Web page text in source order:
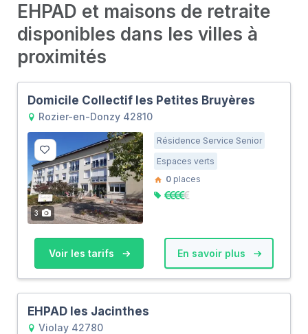
EHPAD et maisons de retraite
disponibles dans les villes à
proximités
Domicile Collectif les Petites Bruyères
Rozier-en-Donzy 42810
3
Résidence Service Senior
Espaces verts
0 places
Voir les tarifs En savoir plus
EHPAD les Jacinthes
Violay 42780